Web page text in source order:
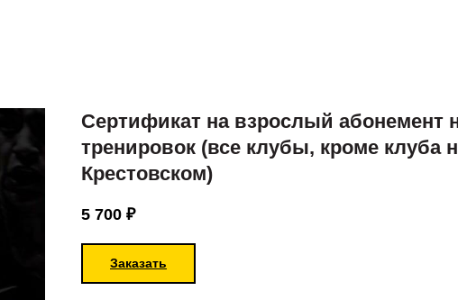
Сертификат на взрослый абонемент
тренировок (все клубы, кроме клуба
Крестовском)
5 700 ₽
Заказать